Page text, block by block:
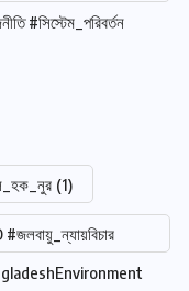
#সিস্টেম_পরিবর্তন
(1)